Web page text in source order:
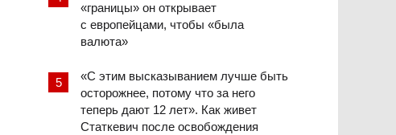
«границы» он открывает
с европейцами, чтобы «была
валюта»
«С этим высказыванием лучше быть
осторожнее, потому что за него
теперь дают 12 лет». Как живет
Статкевич после освобождения